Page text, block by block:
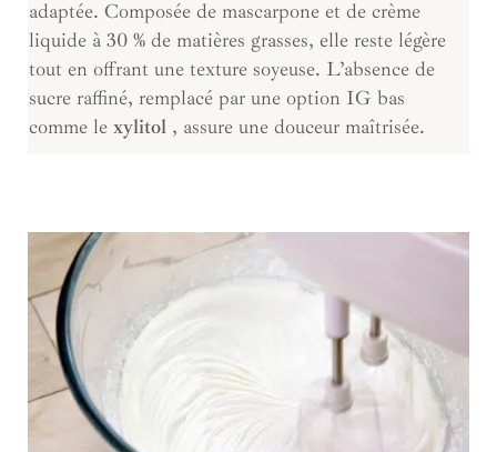
adaptée. Composée de mascarpone et de crème
liquide à 30 % de matières grasses, elle reste légère
tout en offrant une texture soyeuse. L’absence de
sucre raffiné, remplacé par une option IG bas
comme le xylitol , assure une douceur maîtrisée.